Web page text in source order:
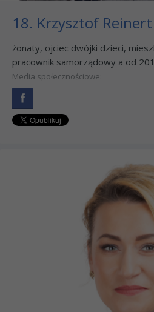
18. Krzysztof Reinert
żonaty, ojciec dwójki dzieci,
pracownik samorządowy a od
Media społecznościowe: